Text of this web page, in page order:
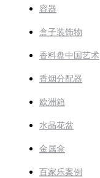
容器
盒子装饰物
香料盘中国艺术
香烟分配器
欧洲箱
水晶花盆
金属盒
百家乐案例